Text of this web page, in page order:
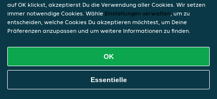
auf OK klickst, akzeptierst Du die Verwendung aller Cookies. Wir setzen
immer notwendige Cookies. Wähle Einstellungen verwalten, um zu
entscheiden, welche Cookies Du akzeptieren möchtest, um Deine
Präferenzen anzupassen und um weitere Informationen zu finden.
OK
Essentielle